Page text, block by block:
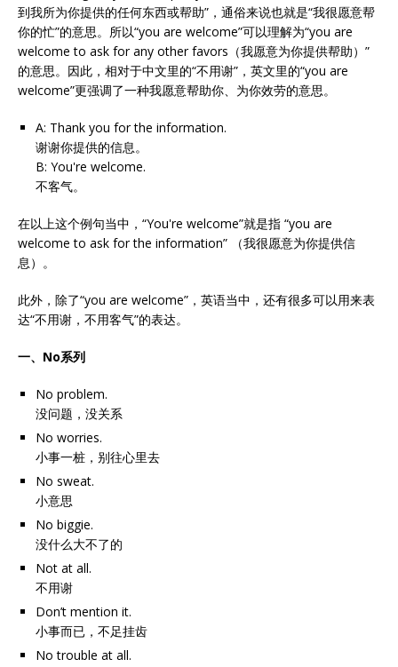
到我所为你提供的任何东西或帮助”，通俗来说也就是“我很愿意帮
你的忙”的意思。所以“you are welcome”可以理解为“you are
welcome to ask for any other favors（我愿意为你提供帮助）”
的意思。因此，相对于中文里的“不用谢”，英文里的“you are
welcome”更强调了一种我愿意帮助你、为你效劳的意思。
A: Thank you for the information.
谢谢你提供的信息。
B: You're welcome.
不客气。
在以上这个例句当中，“You're welcome”就是指 “you are
welcome to ask for the information” （我很愿意为你提供信
息）。
此外，除了“you are welcome”，英语当中，还有很多可以用来表
达“不用谢，不用客气”的表达。
一、No系列
No problem.
没问题，没关系
No worries.
小事一桩，别往心里去
No sweat.
小意思
No biggie.
没什么大不了的
Not at all.
不用谢
Don’t mention it.
小事而已，不足挂齿
No trouble at all.